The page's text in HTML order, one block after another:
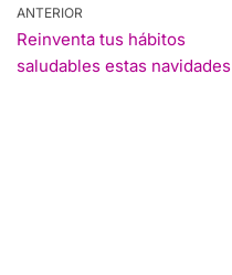
ANTERIOR
Reinventa tus hábitos
saludables estas navidades